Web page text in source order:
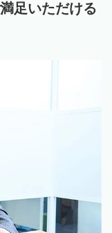
足いただける